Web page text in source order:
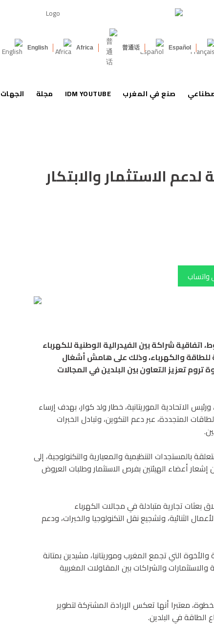
Español
普通话
Africa
English
صنع في المغرب IDM YOUTUBE مجلة الجهات
الاستثمار والابتكار
واتساب
اتفاقية شراكة بين الفيدرالية الوطنية للكهرباء
للطاقة والكهرباء، وذلك على هامش أشغال
تعزيز التعاون بين البلدين في المجالات
الاتحادية الموريتانية، خطار ولد كوار، بهدف إرساء
المتجددة، عبر دعم التكوين، وتبادل الخبرات
بالمستجدات التنظيمية والمعيارية والتكنولوجية، إلى
إشعار أعضاء الهيئتين بفرص الاستثمار وطلبات العروض
تجارية متبادلة في مجالات الكهرباء
الثنائية، وتشجيع نقل التكنولوجيا والخبرات، ودعم
التي تجمع المغرب وموريتانيا، مشيدين بمتانة
والاستثمارات والشراكات بين المقاولات المغربية
معتبرا أنها تعكس الإرادة المشتركة لتطوير
الطاقة في البلدين.